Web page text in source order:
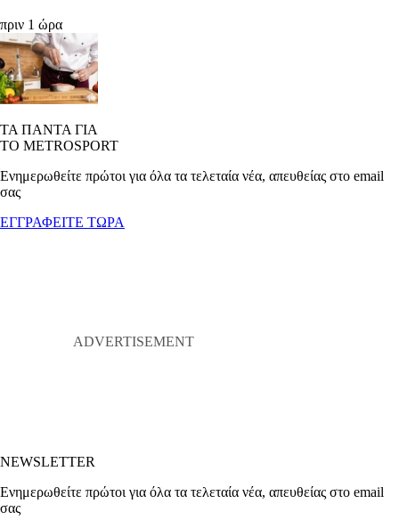
πριν 1 ώρα
ΤΑ ΠΑΝΤΑ ΓΙΑ
ΤΟ METROSPORT
Ενημερωθείτε πρώτοι για όλα τα τελεταία νέα, απευθείας στο email
σας
ΕΓΓΡΑΦΕΙΤΕ ΤΩΡΑ
NEWSLETTER
Ενημερωθείτε πρώτοι για όλα τα τελεταία νέα, απευθείας στο email
σας